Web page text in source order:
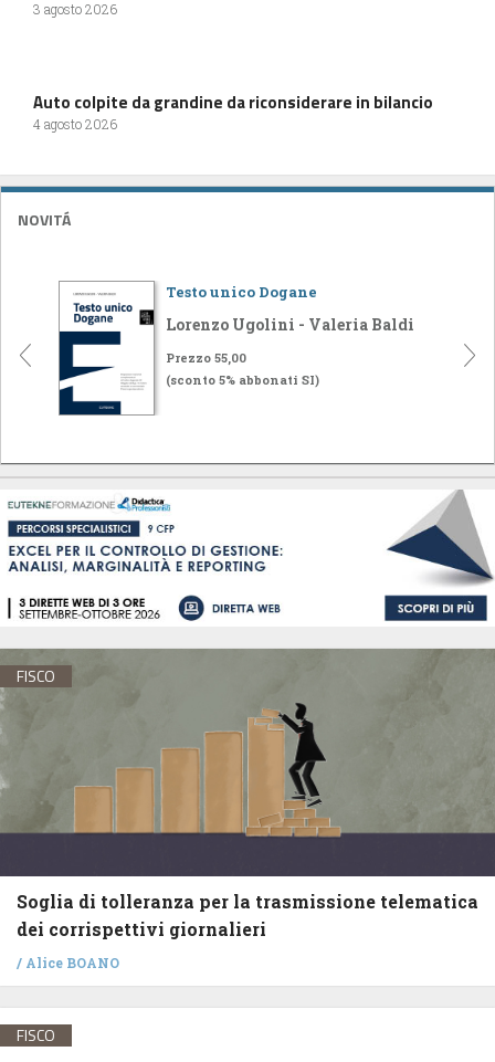
3 agosto 2026
Auto colpite da grandine da riconsiderare in bilancio
4 agosto 2026
NOVITÁ
Testo unico Dogane
Lorenzo Ugolini - Valeria Baldi
Prezzo 55,00
(sconto 5% abbonati SI)
FISCO
Soglia di tolleranza per la trasmissione telematica
dei corrispettivi giornalieri
/ Alice BOANO
FISCO